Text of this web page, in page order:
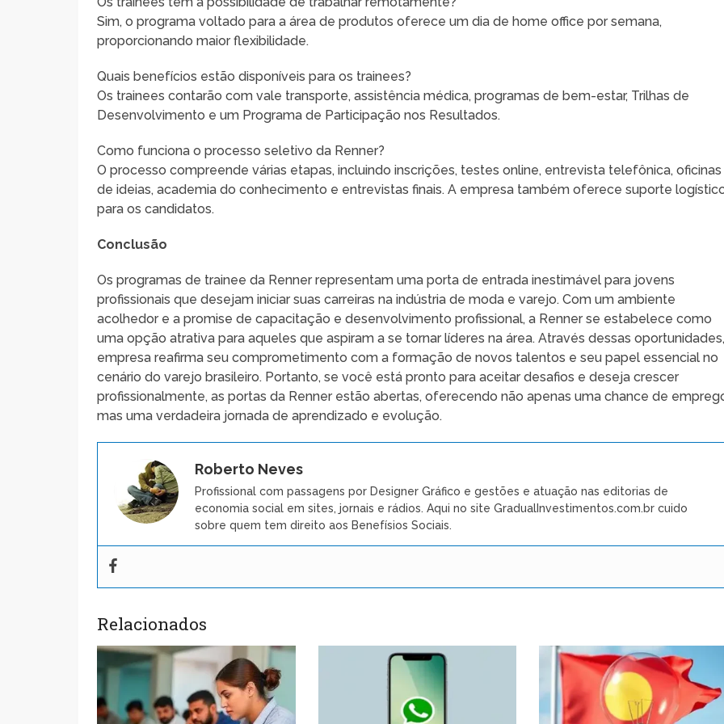
Sim, o programa voltado para a área de produtos oferece um dia de home office por semana,
proporcionando maior flexibilidade.
Quais benefícios estão disponíveis para os trainees?
Os trainees contarão com vale transporte, assistência médica, programas de bem-estar, Trilhas de
Desenvolvimento e um Programa de Participação nos Resultados.
Como funciona o processo seletivo da Renner?
O processo compreende várias etapas, incluindo inscrições, testes online, entrevista telefônica, oficinas
de ideias, academia do conhecimento e entrevistas finais. A empresa também oferece suporte
para os candidatos.
Conclusão
Os programas de trainee da Renner representam uma porta de entrada inestimável para jovens
profissionais que desejam iniciar suas carreiras na indústria de moda e varejo. Com um ambiente
acolhedor e a promise de capacitação e desenvolvimento profissional, a Renner se estabelece como
uma opção atrativa para aqueles que aspiram a se tornar líderes na área. Através dessas
empresa reafirma seu comprometimento com a formação de novos talentos e seu papel essencial no
cenário do varejo brasileiro. Portanto, se você está pronto para aceitar desafios e deseja crescer
profissionalmente, as portas da Renner estão abertas, oferecendo não apenas uma chance de
mas uma verdadeira jornada de aprendizado e evolução.
Roberto Neves
Profissional com passagens por Designer Gráfico e gestões e atuação nas editorias de
economia social em sites, jornais e rádios. Aqui no site GradualInvestimentos.com.br cuido
sobre quem tem direito aos Benefísios Sociais.
Relacionados